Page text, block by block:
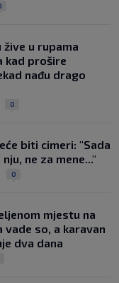
u rupama
kad prošire
nađu drago
0
biti cimeri: "Sada
ne za mene..."
0
mjestu na
so, a karavan
dva dana